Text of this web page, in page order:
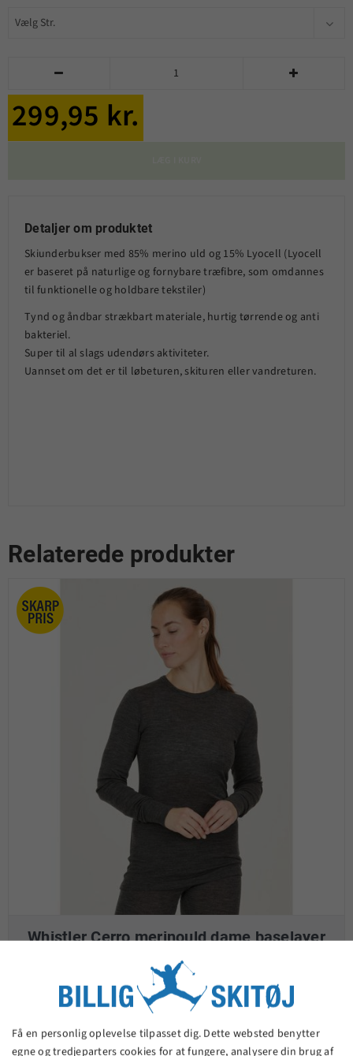
 
299,95 kr.
Detaljer om produktet
Skiunderbukser med 85% merino uld og 15% Lyocell (Lyocell
er baseret på naturlige og fornybare træfibre, som omdannes
til funktionelle og holdbare tekstiler)
Tynd og åndbar strækbart materiale, hurtig tørrende og anti
bakteriel.
Super til al slags udendørs aktiviteter.
Uannset om det er til løbeturen, skituren eller vandreturen.
Relaterede produkter
Whistler Cerro merinould dame baselayer
299,95 kr.
VIS PRODUKT
Få en personlig oplevelse tilpasset dig. Dette websted benytter
egne og tredjeparters cookies for at fungere, analysere din brug af